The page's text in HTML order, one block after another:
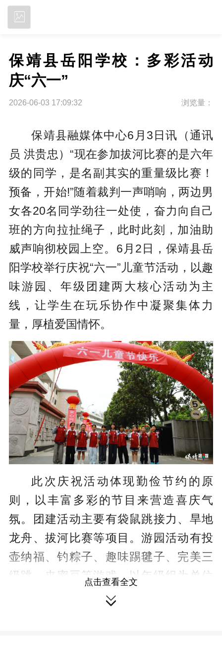
保靖县岳阳学校：多彩活动
庆“六一”
2026-06-03 17:09:32 浏览量：
保靖县融媒体中心6月3日讯（通讯
员 洪贵忠）“现在参加拔河比赛的是六年
级的同学，是名副其实的重量级比赛！
预备，开始!”随着裁判一声哨响，两边男
女各20名同学劲往一处使，奋力向自己
班的方向拉扯绳子，此时此刻，加油助
威声响彻校园上空。6月2日，保靖县岳
阳学校举行庆祝“六一”儿童节活动，以趣
味游园、年级团建两大核心活动为主
线，让学生在玩乐协作中凝聚集体力
量，厚植爱国情怀。
此次庆祝活动体现勤俭节约的原
则，以丰富多彩的节目来营造喜庆气
氛。团建活动主要有袋鼠跳接力、旱地
龙舟、拔河比赛等项目。游园活动有投
壶纳福、钓粽子、趣味踢毽子、完美三
级跳、夹蜜豆等游戏，以年级组为单位
举行。活动当天，同学们积极参加团建
点击查看全文
